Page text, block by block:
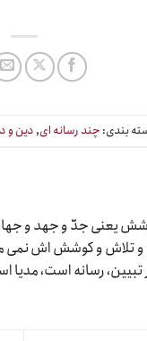
بندی: چند رسانه ای,دین و
یعنی جدّ و جهد و
و کوشش اش نمی
تبیین، رسانه است،